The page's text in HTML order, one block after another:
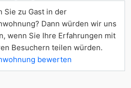
Sie zu Gast in der
Dann würden wir uns
wenn Sie Ihre Erfahrungen mit
Besuchern teilen würden.
bewerten